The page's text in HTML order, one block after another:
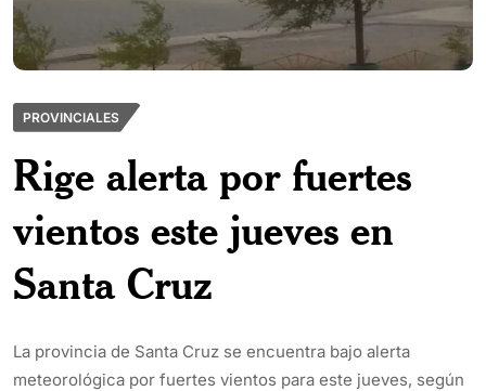
PROVINCIALES
Rige alerta por fuertes
vientos este jueves en
Santa Cruz
La provincia de Santa Cruz se encuentra bajo alerta
meteorológica por fuertes vientos para este jueves, según